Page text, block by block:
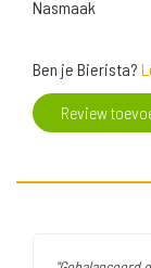
Nasmaak
Ben je Bierista?
Review